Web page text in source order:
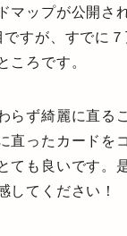
マップが公開さ
すが、すでに
ころです。
らず綺麗に直る
直ったカードを
ても良いです。
してください！